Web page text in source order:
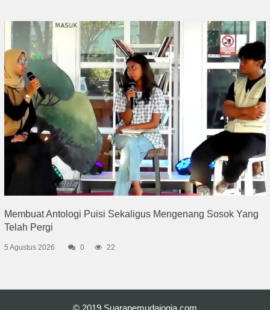
Membuat Antologi Puisi Sekaligus Mengenang Sosok Yang
Telah Pergi
5 Agustus 2026 0 22
© 2019 Suarapemudajogja.com